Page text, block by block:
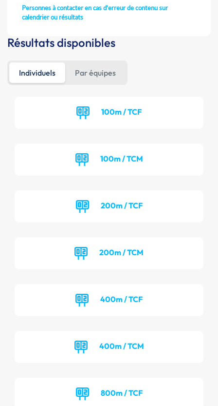
Personnes à contacter en cas d'erreur de contenu sur
calendrier ou résultats
Résultats disponibles
Individuels Par équipes
100m / TCF
100m / TCM
200m / TCF
200m / TCM
400m / TCF
400m / TCM
800m / TCF